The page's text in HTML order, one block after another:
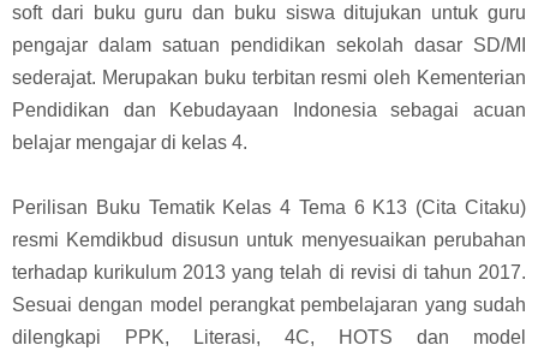
soft dari buku guru dan buku siswa ditujukan untuk guru
pengajar dalam satuan pendidikan sekolah dasar SD/MI
sederajat. Merupakan buku terbitan resmi oleh Kementerian
Pendidikan dan Kebudayaan Indonesia sebagai acuan
belajar mengajar di kelas 4.
Perilisan Buku Tematik Kelas 4 Tema 6 K13 (Cita Citaku)
resmi Kemdikbud disusun untuk menyesuaikan perubahan
terhadap kurikulum 2013 yang telah di revisi di tahun 2017.
Sesuai dengan model perangkat pembelajaran yang sudah
dilengkapi PPK, Literasi, 4C, HOTS dan model